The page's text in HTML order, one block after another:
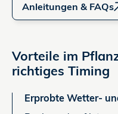
Anleitungen & FAQs
Vorteile im
richtiges Timing
Erprobte Wetter-